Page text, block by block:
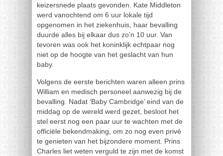
keizersnede plaats gevonden. Kate Middleton
werd vanochtend om 6 uur lokale tijd
opgenomen in het ziekenhuis, haar bevalling
duurde alles bij elkaar dus zo’n 10 uur. Van
tevoren was ook het koninklijk echtpaar nog
niet op de hoogte van het geslacht van hun
baby.
Volgens de eerste berichten waren alleen prins
William en medisch personeel aanwezig bij de
bevalling. Nadat ‘Baby Cambridge’ eind van de
middag op de wereld werd gezet, besloot het
stel eerst nog een paar uur te wachten met de
officiële bekendmaking, om zo nog even privé
te genieten van het bijzondere moment. Prins
Charles liet weten verguld te zijn met de komst